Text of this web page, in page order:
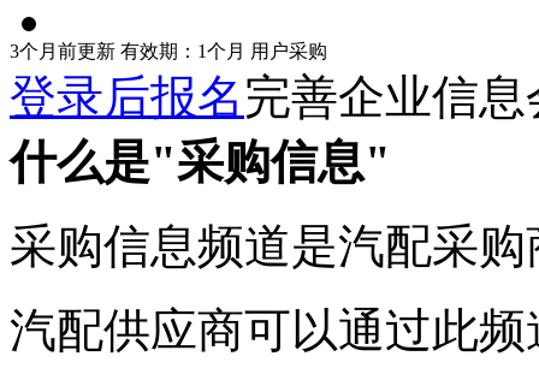
3个月前更新 有效期：1个月 用户采购
登录后报名完善企业信
什么是"采购信息"
采购信息频道是汽配采
汽配供应商可以通过此